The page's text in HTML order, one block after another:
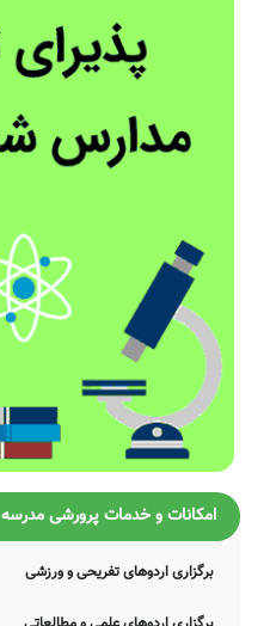
امکانات و خدمات پرورشی مدرسه
برگزاری اردوهای تفریحی و ورزشی